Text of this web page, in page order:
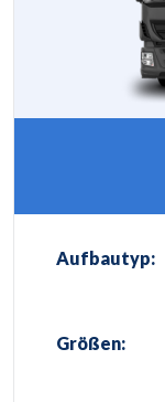
Aufbautyp:
Größen: